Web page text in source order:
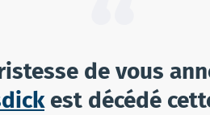
de vous
est décédé